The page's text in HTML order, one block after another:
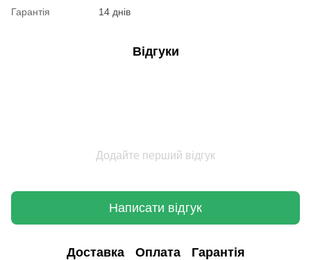
Гарантія 14 днів
Відгуки
Додайте перший відгук
Написати відгук
Доставка Оплата Гарантія